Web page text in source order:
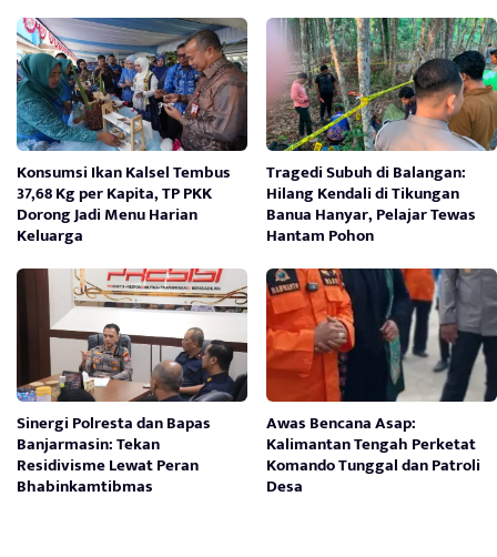
Konsumsi Ikan Kalsel Tembus
37,68 Kg per Kapita, TP PKK
Dorong Jadi Menu Harian
Keluarga
Tragedi Subuh di Balangan:
Hilang Kendali di Tikungan
Banua Hanyar, Pelajar Tewas
Hantam Pohon
Sinergi Polresta dan Bapas
Banjarmasin: Tekan
Residivisme Lewat Peran
Bhabinkamtibmas
Awas Bencana Asap:
Kalimantan Tengah Perketat
Komando Tunggal dan Patroli
Desa